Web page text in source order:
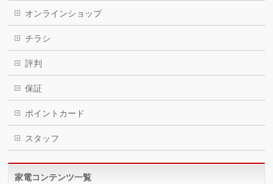
オンラインショップ
チラシ
評判
保証
ポイントカード
スタッフ
家電コンテンツ一覧